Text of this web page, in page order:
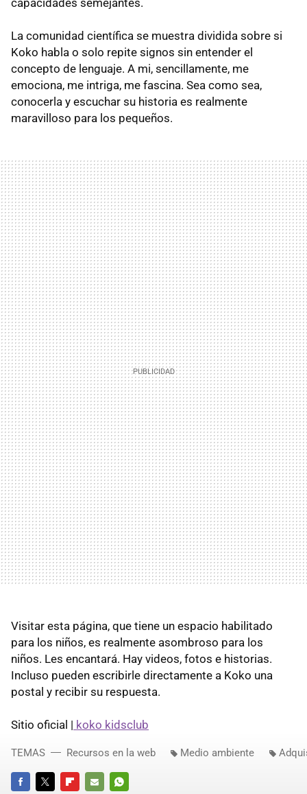
capacidades semejantes.
La comunidad científica se muestra dividida sobre si
Koko habla o solo repite signos sin entender el
concepto de lenguaje. A mi, sencillamente, me
emociona, me intriga, me fascina. Sea como sea,
conocerla y escuchar su historia es realmente
maravilloso para los pequeños.
Visitar esta página, que tiene un espacio habilitado
para los niños, es realmente asombroso para los
niños. Les encantará. Hay videos, fotos e historias.
Incluso pueden escribirle directamente a Koko una
postal y recibir su respuesta.
Sitio oficial | koko kidsclub
TEMAS Recursos en la web Medio ambiente